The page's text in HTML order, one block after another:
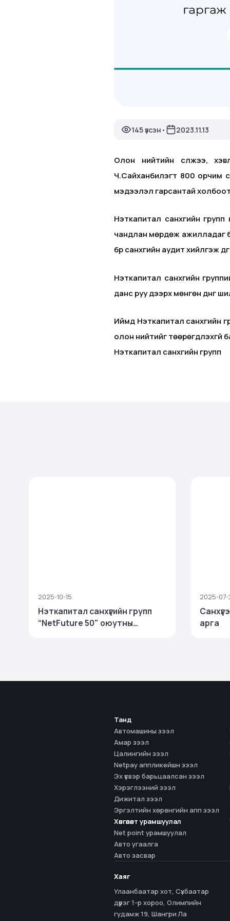
145 үзсэн • 2023.11.13
Олон нийтийн сүлжээ,
Ч.Сайханбилэгт 800 орчим
мэдээлэл гарсантай
Нэткапитал санхүүгийн
чандлан мөрдөж ажилладаг
бүр санхүүгийн аудит хийлгэж
Нэткапитал санхүүгийн
данс руу дээрх мөнгөн дүнг
Иймд Нэткапитал санхүүгийн
олон нийтийг төөрөгдүүлэхгүй
Нэткапитал санхүүгийн групп
2025-10-15
Нэткапитал санхүүгийн групп
“NetFuture 50" оюутны
2025-
арга
Танд
Автомашины зээл
Амар зээл
Цалингийн зээл
Netpay аппликейшн зээл
Эх үүсвэр барьцаалсан зээл
Хэрэглээний зээл
Дижитал зээл
Эргэлтийн хөрөнгийн апп зээл
Хөнгөлөлт урамшуулал
Net point урамшуулал
Авто угаалга
Авто засвар
Хаяг
Улаанбаатар хот, Сүхбаатар
дүүрэг 1-р хороо, Олимпийн
гудамж 19, Шангри Ла